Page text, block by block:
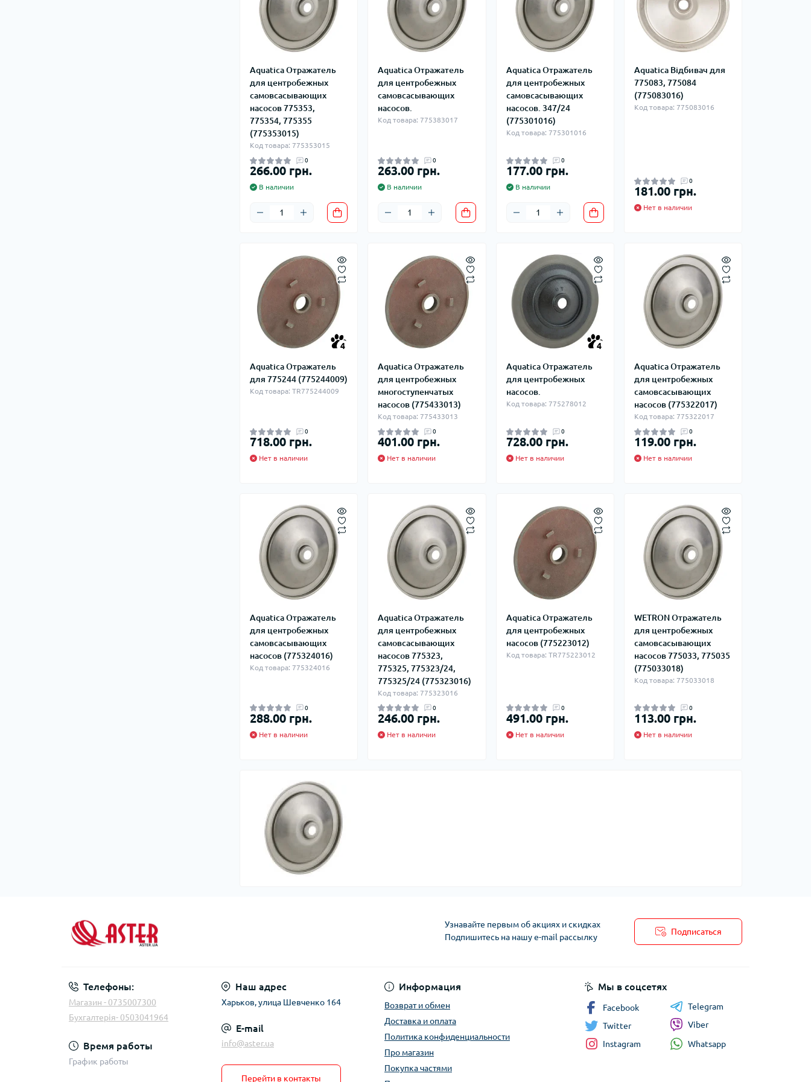
Aquatica Отражатель
для центробежных
самовсасывающих
насосов 775353,
775354, 775355
(775353015)
Код товара: 775353015
0
266.00 грн.
В наличии
Aquatica Отражатель
для центробежных
самовсасывающих
насосов.
Код товара: 775383017
0
263.00 грн.
В наличии
Aquatica Отражатель
для центробежных
самовсасывающих
насосов. 347/24
(775301016)
Код товара: 775301016
0
177.00 грн.
В наличии
Aquatica Відбивач для
775083, 775084
(775083016)
Код товара: 775083016
0
181.00 грн.
Нет в наличии
4
Aquatica Отражатель
для 775244 (775244009)
Код товара: TR775244009
0
718.00 грн.
Нет в наличии
Aquatica Отражатель
для центробежных
многоступенчатых
насосов (775433013)
Код товара: 775433013
0
401.00 грн.
Нет в наличии
4
Aquatica Отражатель
для центробежных
насосов.
Код товара: 775278012
0
728.00 грн.
Нет в наличии
Aquatica Отражатель
для центробежных
самовсасывающих
насосов (775322017)
Код товара: 775322017
0
119.00 грн.
Нет в наличии
Aquatica Отражатель
для центробежных
самовсасывающих
насосов (775324016)
Код товара: 775324016
0
288.00 грн.
Нет в наличии
Aquatica Отражатель
для центробежных
самовсасывающих
насосов 775323,
775325, 775323/24,
775325/24 (775323016)
Код товара: 775323016
0
246.00 грн.
Нет в наличии
Aquatica Отражатель
для центробежных
насосов (775223012)
Код товара: TR775223012
0
491.00 грн.
Нет в наличии
WETRON Отражатель
для центробежных
самовсасывающих
насосов 775033, 775035
(775033018)
Код товара: 775033018
0
113.00 грн.
Нет в наличии
Узнавайте первым об акциях и скидках
Подпишитесь на нашу e-mail рассылку
Подписаться
Телефоны:
Магазин - 0735007300
Бухгалтерія- 0503041964
Время работы
График работы
Наш адрес
Харьков, улица Шевченко 164
E-mail
info@aster.ua
Перейти в контакты
Информация
Возврат и обмен
Доставка и оплата
Политика конфиденциальности
Про магазин
Покупка частями
Мы в соцсетях
Facebook
Twitter
Instagram
Telegram
Viber
Whatsapp